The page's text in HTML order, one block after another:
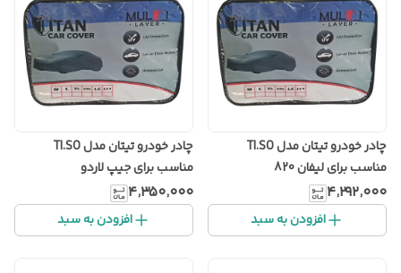
چادر خودرو تیتان مدل TI.SO
مناسب برای لیفان 820
۴٬۲۹۲٬۰۰۰
افزودن به سبد
چادر خودرو تیتان مدل TI.SO
مناسب برای جیپ لاردو
۴٬۳۵۰٬۰۰۰
افزودن به سبد